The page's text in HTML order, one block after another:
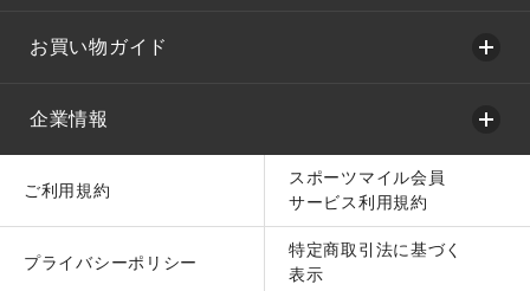
お買い物ガイド
企業情報
ご利用規約
スポーツマイル会員
サービス利用規約
プライバシーポリシー
特定商取引法に基づく
表示